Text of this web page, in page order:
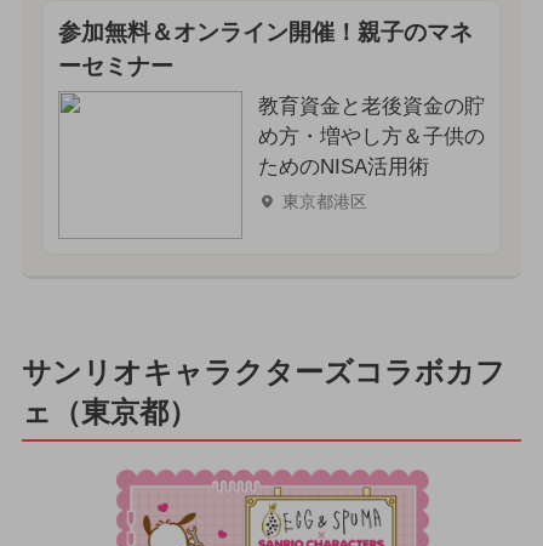
参加無料＆オンライン開催！親子のマネ
ーセミナー
教育資金と老後資金の貯
め方・増やし方＆子供の
ためのNISA活用術
東京都港区
サンリオキャラクターズコラボカフ
ェ（東京都）